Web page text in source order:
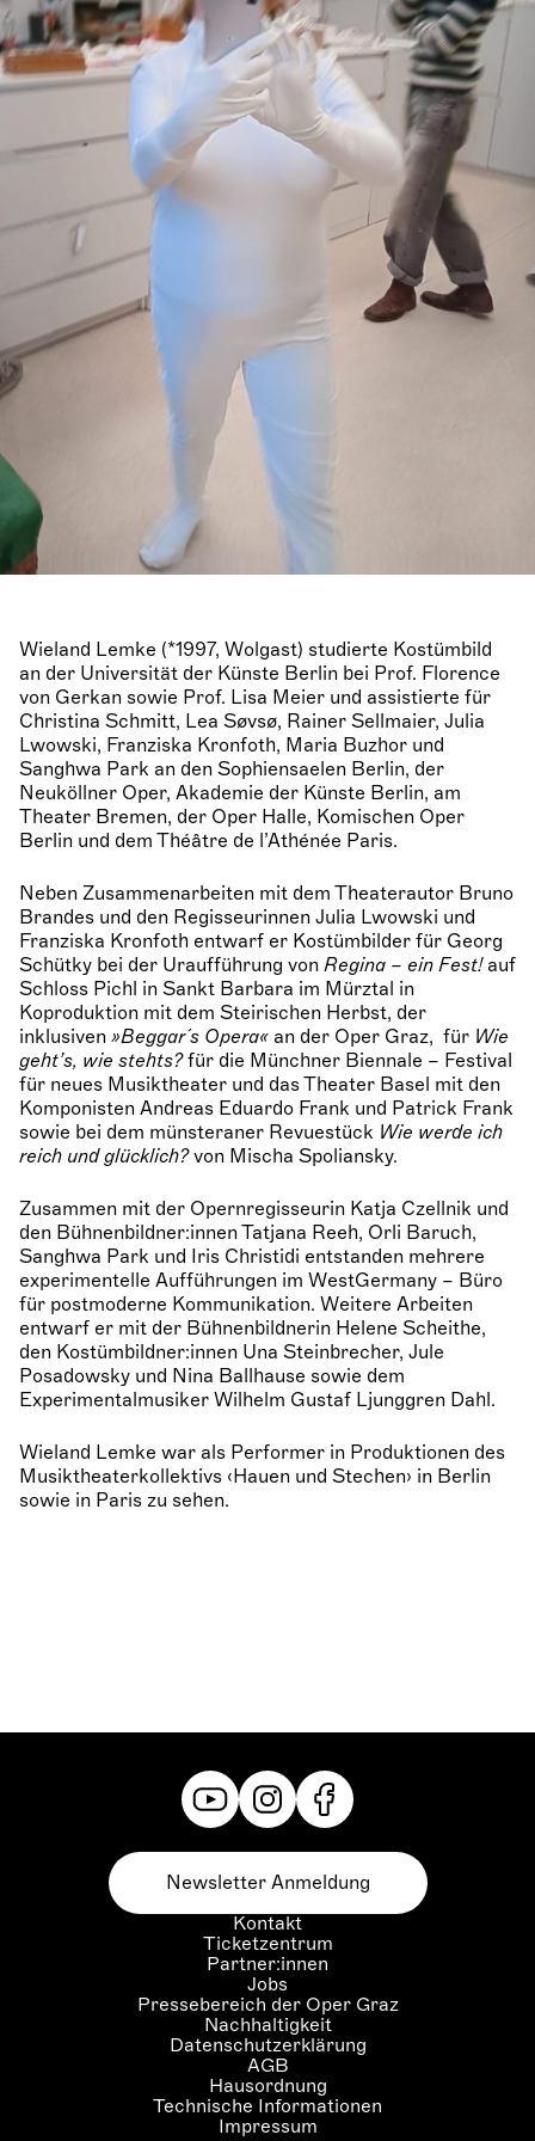
Wieland Lemke (*1997, Wolgast) studierte Kostümbild
an der Universität der Künste Berlin bei Prof. Florence
von Gerkan sowie Prof. Lisa Meier und assistierte für
Christina Schmitt, Lea Søvsø, Rainer Sellmaier, Julia
Lwowski, Franziska Kronfoth, Maria Buzhor und
Sanghwa Park an den Sophiensaelen Berlin, der
Neuköllner Oper, Akademie der Künste Berlin, am
Theater Bremen, der Oper Halle, Komischen Oper
Berlin und dem Théâtre de l’Athénée Paris.
Neben Zusammenarbeiten mit dem Theaterautor Bruno
Brandes und den Regisseurinnen Julia Lwowski und
Franziska Kronfoth entwarf er Kostümbilder für Georg
Schütky bei der Uraufführung von Regina – ein Fest!auf
Schloss Pichl in Sankt Barbara im Mürztal in
Koproduktion mit dem Steirischen Herbst, der
inklusiven »Beggar´s Opera« an der Oper Graz, für Wie
geht’s, wie stehts?für die Münchner Biennale – Festival
für neues Musiktheater und das Theater Basel mit den
Komponisten Andreas Eduardo Frank und Patrick Frank
sowie bei dem münsteraner Revuestück Wie werde ich
reich und glücklich?von Mischa Spoliansky.
Zusammen mit der Opernregisseurin Katja Czellnik und
den Bühnenbildner:innen Tatjana Reeh, Orli Baruch,
Sanghwa Park und Iris Christidi entstanden mehrere
experimentelle Aufführungen im WestGermany – Büro
für postmoderne Kommunikation. Weitere Arbeiten
entwarf er mit der Bühnenbildnerin Helene Scheithe,
den Kostümbildner:innen Una Steinbrecher, Jule
Posadowsky und Nina Ballhause sowie dem
Experimentalmusiker Wilhelm Gustaf Ljunggren Dahl.
Wieland Lemke war als Performer in Produktionen des
Musiktheaterkollektivs ‹Hauen und Stechen› in Berlin
sowie in Paris zu sehen.
Kontakt
Ticketzentrum
Partner:innen
Jobs
Pressebereich der Oper Graz
Nachhaltigkeit
Datenschutzerklärung
AGB
Hausordnung
Technische Informationen
Impressum
Newsletter Anmeldung